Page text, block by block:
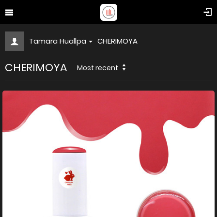
Tamara Huallpa CHERIMOYA
CHERIMOYA Most recent